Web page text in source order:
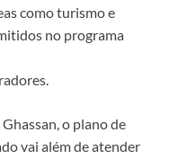
como turismo e
no programa
o plano de
vai além de atender